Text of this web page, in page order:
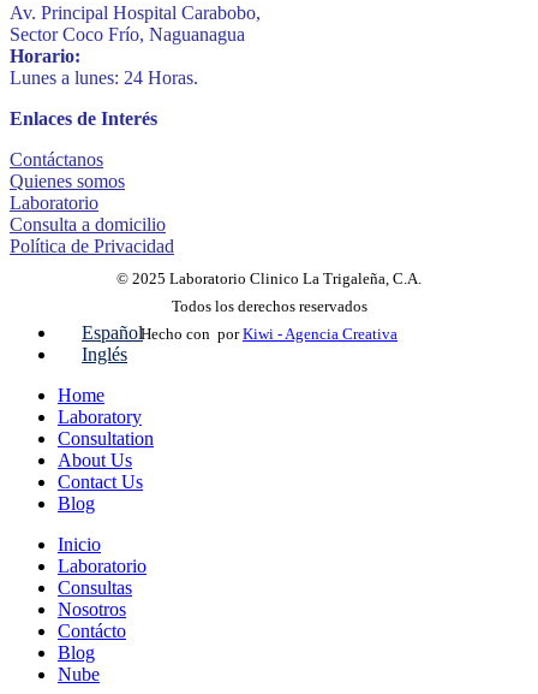
Av. Principal Hospital Carabobo,
Sector Coco Frío, Naguanagua
Horario:
Lunes a lunes: 24 Horas.
Enlaces de Interés
Contáctanos
Quienes somos
Laboratorio
Consulta a domicilio
Política de Privacidad
© 2025 Laboratorio Clinico La Trigaleña, C.A.
Todos los derechos reservados
Hecho con porKiwi - Agencia Creativa
Español
Inglés
Home
Laboratory
Consultation
About Us
Contact Us
Blog
Inicio
Laboratorio
Consultas
Nosotros
Contácto
Blog
Nube